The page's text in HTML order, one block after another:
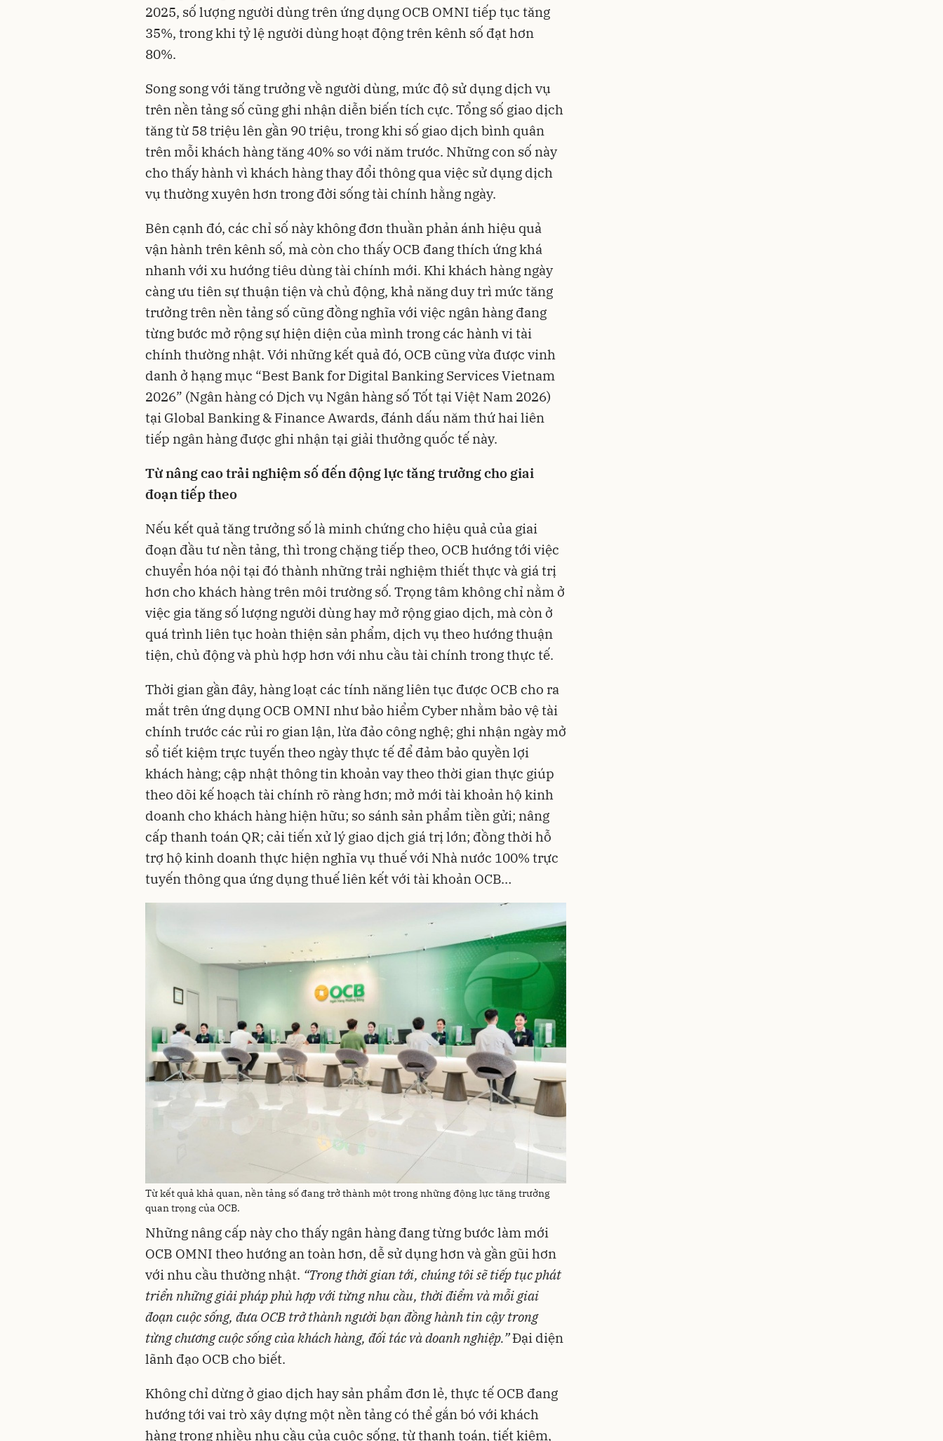
2025, số lượng người dùng trên ứng dụng OCB OMNI tiếp tục tăng
35%, trong khi tỷ lệ người dùng hoạt động trên kênh số đạt hơn
80%.
Song song với tăng trưởng về người dùng, mức độ sử dụng dịch vụ
trên nền tảng số cũng ghi nhận diễn biến tích cực. Tổng số giao dịch
tăng từ 58 triệu lên gần 90 triệu, trong khi số giao dịch bình quân
trên mỗi khách hàng tăng 40% so với năm trước. Những con số này
cho thấy hành vì khách hàng thay đổi thông qua việc sử dụng dịch
vụ thường xuyên hơn trong đời sống tài chính hằng ngày.
Bên cạnh đó, các chỉ số này không đơn thuần phản ánh hiệu quả
vận hành trên kênh số, mà còn cho thấy OCB đang thích ứng khá
nhanh với xu hướng tiêu dùng tài chính mới. Khi khách hàng ngày
càng ưu tiên sự thuận tiện và chủ động, khả năng duy trì mức tăng
trưởng trên nền tảng số cũng đồng nghĩa với việc ngân hàng đang
từng bước mở rộng sự hiện diện của mình trong các hành vi tài
chính thường nhật. Với những kết quả đó, OCB cũng vừa được vinh
danh ở hạng mục “Best Bank for Digital Banking Services Vietnam
2026” (Ngân hàng có Dịch vụ Ngân hàng số Tốt tại Việt Nam 2026)
tại Global Banking & Finance Awards, đánh dấu năm thứ hai liên
tiếp ngân hàng được ghi nhận tại giải thưởng quốc tế này.
Từ nâng cao trải nghiệm số đến động lực tăng trưởng cho giai
đoạn tiếp theo
Nếu kết quả tăng trưởng số là minh chứng cho hiệu quả của giai
đoạn đầu tư nền tảng, thì trong chặng tiếp theo, OCB hướng tới việc
chuyển hóa nội tại đó thành những trải nghiệm thiết thực và giá trị
hơn cho khách hàng trên môi trường số. Trọng tâm không chỉ nằm ở
việc gia tăng số lượng người dùng hay mở rộng giao dịch, mà còn ở
quá trình liên tục hoàn thiện sản phẩm, dịch vụ theo hướng thuận
tiện, chủ động và phù hợp hơn với nhu cầu tài chính trong thực tế.
Thời gian gần đây, hàng loạt các tính năng liên tục được OCB cho ra
mắt trên ứng dụng OCB OMNI như bảo hiểm Cyber nhằm bảo vệ tài
chính trước các rủi ro gian lận, lừa đảo công nghệ; ghi nhận ngày mở
sổ tiết kiệm trực tuyến theo ngày thực tế để đảm bảo quyền lợi
khách hàng; cập nhật thông tin khoản vay theo thời gian thực giúp
theo dõi kế hoạch tài chính rõ ràng hơn; mở mới tài khoản hộ kinh
doanh cho khách hàng hiện hữu; so sánh sản phẩm tiền gửi; nâng
cấp thanh toán QR; cải tiến xử lý giao dịch giá trị lớn; đồng thời hỗ
trợ hộ kinh doanh thực hiện nghĩa vụ thuế với Nhà nước 100% trực
tuyến thông qua ứng dụng thuế liên kết với tài khoản OCB…
Từ kết quả khả quan, nền tảng số đang trở thành một trong những động lực tăng trưởng
quan trọng của OCB.
Những nâng cấp này cho thấy ngân hàng đang từng bước làm mới
OCB OMNI theo hướng an toàn hơn, dễ sử dụng hơn và gần gũi hơn
với nhu cầu thường nhật. “Trong thời gian tới, chúng tôi sẽ tiếp tục phát
triển những giải pháp phù hợp với từng nhu cầu, thời điểm và mỗi giai
đoạn cuộc sống, đưa OCB trở thành người bạn đồng hành tin cậy trong
từng chương cuộc sống của khách hàng, đối tác và doanh nghiệp.”Đại diện
lãnh đạo OCB cho biết.
Không chỉ dừng ở giao dịch hay sản phẩm đơn lẻ, thực tế OCB đang
hướng tới vai trò xây dựng một nền tảng có thể gắn bó với khách
hàng trong nhiều nhu cầu của cuộc sống, từ thanh toán, tiết kiệm,